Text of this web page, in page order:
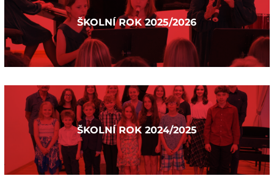
ŠKOLNÍ ROK 2025/2026
ŠKOLNÍ ROK 2024/2025